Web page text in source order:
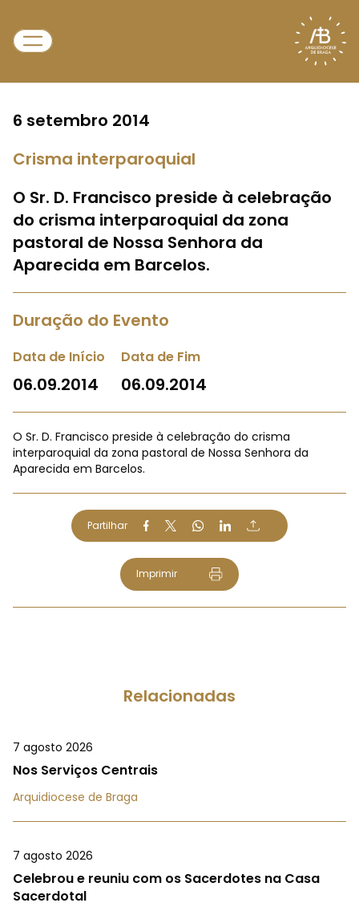
6 setembro 2014
Crisma interparoquial
O Sr. D. Francisco preside à celebração
do crisma interparoquial da zona
pastoral de Nossa Senhora da
Aparecida em Barcelos.
Duração do Evento
Data de Início
06.09.2014
Data de Fim
06.09.2014
O Sr. D. Francisco preside à celebração do crisma
interparoquial da zona pastoral de Nossa Senhora da
Aparecida em Barcelos.
Partilhar
Imprimir
Relacionadas
7 agosto 2026
Nos Serviços Centrais
Arquidiocese de Braga
7 agosto 2026
Celebrou e reuniu com os Sacerdotes na Casa
Sacerdotal